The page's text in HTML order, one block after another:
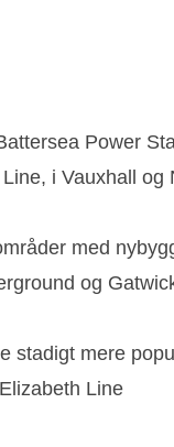
Power
i Vauxhall og
med
og
stadigt mere
Line